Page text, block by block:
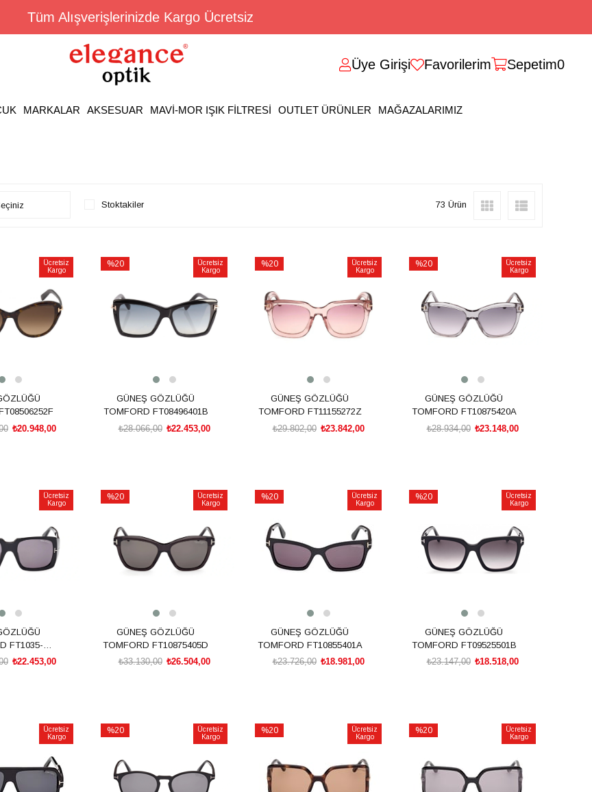
Tüm Alışverişlerinizde Kargo Ücretsiz
Üye Girişi Favorilerim Sepetim0
MARKALAR AKSESUAR MAVİ-MOR IŞIK FİLTRESİ OUTLET ÜRÜNLER MAĞAZALARIMIZ
Stoktakiler 73 Ürün
Ücretsiz
Kargo
₺20.948,00
%20
Ücretsiz
Kargo
GÜNEŞ GÖZLÜĞÜ
TOMFORD FT08496401B
₺22.453,00
₺28.066,00
%20
%20İndirim
Ücretsiz
Kargo
GÜNEŞ GÖZLÜĞÜ
TOMFORD FT11155272Z
₺23.842,00
₺29.802,00
%20
%20İndirim
Ücretsiz
Kargo
GÜNEŞ GÖZLÜĞÜ
TOMFORD FT10875420A
₺23.148,00
₺28.934,00
Ücretsiz
Kargo
FT1035-
₺22.453,00
%20
Ücretsiz
Kargo
GÜNEŞ GÖZLÜĞÜ
TOMFORD FT10875405D
₺26.504,00
₺33.130,00
%20
%20İndirim
Ücretsiz
Kargo
GÜNEŞ GÖZLÜĞÜ
TOMFORD FT10855401A
₺18.981,00
₺23.726,00
%20
%20İndirim
Ücretsiz
Kargo
GÜNEŞ GÖZLÜĞÜ
TOMFORD FT09525501B
₺18.518,00
₺23.147,00
Ücretsiz
Kargo
%20
Ücretsiz
Kargo
%20
%20İndirim
Ücretsiz
Kargo
%20
Ücretsiz
Kargo